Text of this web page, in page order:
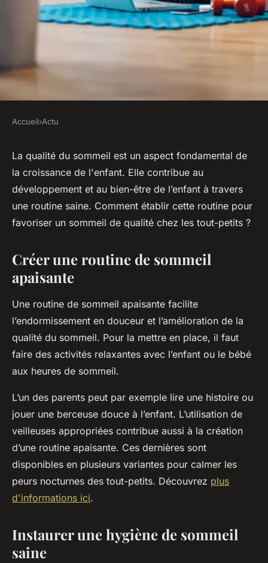
Comment établir une routine
de sommeil saine pour les
tout-petits ?
sébastien•14 septembre 2023•2 min de lecture
Accueil›Actu
La qualité du sommeil est un aspect fondamental de
la croissance de l'enfant. Elle contribue au
développement et au bien-être de l’enfant à travers
une routine saine. Comment établir cette routine pour
favoriser un sommeil de qualité chez les tout-petits ?
Créer une routine de sommeil
apaisante
Une routine de sommeil apaisante facilite
l’endormissement en douceur et l’amélioration de la
qualité du sommeil. Pour la mettre en place, il faut
faire des activités relaxantes avec l’enfant ou le bébé
aux heures de sommeil.
L’un des parents peut par exemple lire une histoire ou
jouer une berceuse douce à l’enfant. L’utilisation de
veilleuses appropriées contribue aussi à la création
d’une routine apaisante. Ces dernières sont
disponibles en plusieurs variantes pour calmer les
peurs nocturnes des tout-petits. Découvrez plus
d'informations ici.
Instaurer une hygiène de sommeil
saine